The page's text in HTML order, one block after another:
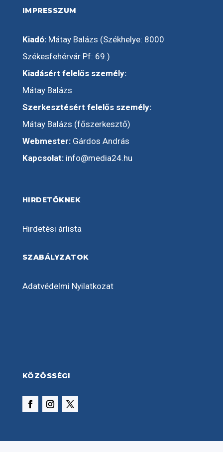
IMPRESSZUM
Kiadó:Mátay Balázs (Székhelye: 8000
Székesfehérvár Pf: 69.)
Kiadásért felelős személy:
Mátay Balázs
Szerkesztésért felelős személy:
Mátay Balázs (főszerkesztő)
Webmester:Gárdos András
Kapcsolat: info@media24.hu
HIRDETŐKNEK
Hirdetési árlista
SZABÁLYZATOK
Adatvédelmi Nyilatkozat
KÖZÖSSÉGI